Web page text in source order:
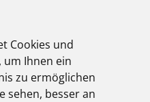
Cookies und
um Ihnen ein
zu ermöglichen
sehen, besser an
Blick!